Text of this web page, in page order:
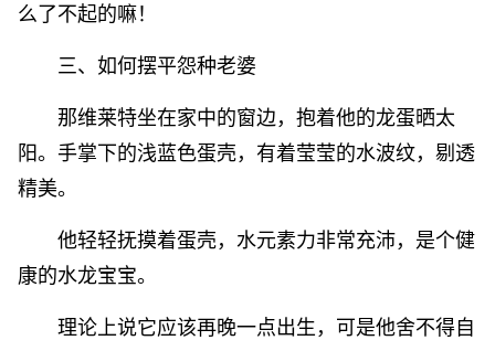
么了不起的嘛！
三、如何摆平怨种老婆
那维莱特坐在家中的窗边，抱着他的龙蛋晒太
阳。手掌下的浅蓝色蛋壳，有着莹莹的水波纹，剔透
精美。
他轻轻抚摸着蛋壳，水元素力非常充沛，是个健
康的水龙宝宝。
理论上说它应该再晚一点出生，可是他舍不得自